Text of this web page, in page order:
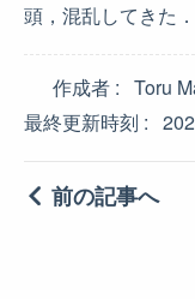
頭，混乱してきた．
作成者
Toru
最終更新時刻
前の記事へ